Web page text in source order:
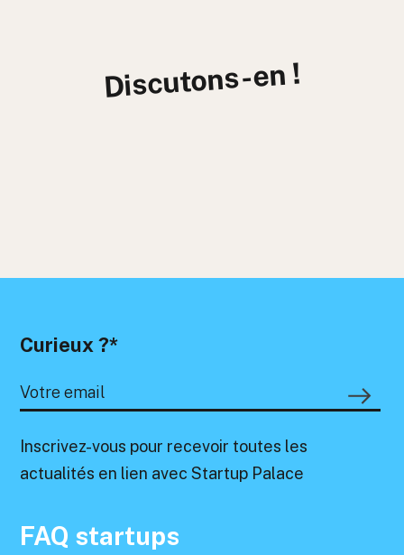
Discutons-en !
Curieux ?*
Inscrivez-vous pour recevoir toutes les
actualités en lien avec Startup Palace
FAQ startups